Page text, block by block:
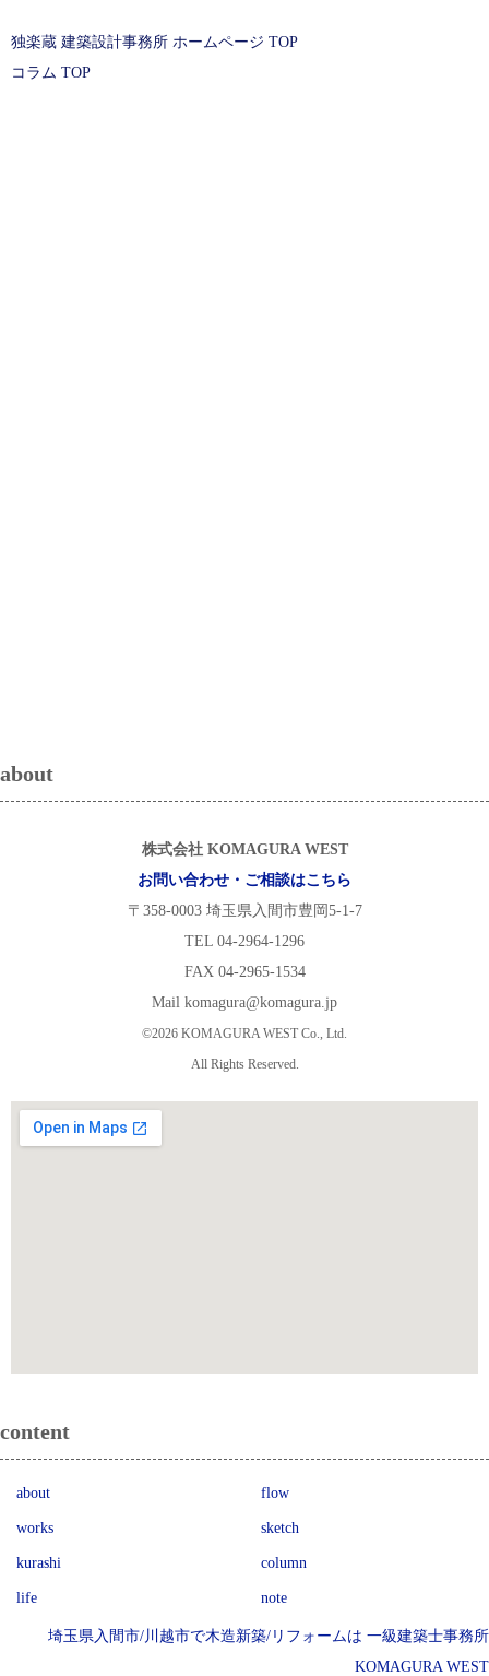
独楽蔵 建築設計事務所 ホームページ TOP
コラム TOP
about
株式会社 KOMAGURA WEST
お問い合わせ・ご相談はこちら
〒358-0003 埼玉県入間市豊岡5-1-7
TEL 04-2964-1296
FAX 04-2965-1534
Mail komagura@komagura.jp
©2026 KOMAGURA WEST Co., Ltd.
All Rights Reserved.
content
about flow
works sketch
kurashi column
life note
埼玉県入間市/川越市で木造新築/リフォームは 一級建築士事務所
KOMAGURA WEST